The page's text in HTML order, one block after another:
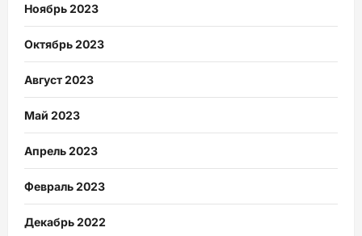
Ноябрь 2023
Октябрь 2023
Август 2023
Май 2023
Апрель 2023
Февраль 2023
Декабрь 2022